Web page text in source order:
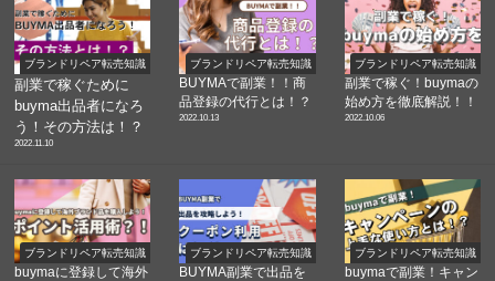
ブランドリペア転売知識
副業で稼ぐために
buyma出品者になろ
う！その方法は！？
2022.11.10
ブランドリペア転売知識
BUYMAで副業！！商
品登録の代行とは！？
2022.10.13
ブランドリペア転売知識
副業で稼ぐ！buymaの
始め方を徹底解説！！
2022.10.06
ブランドリペア転売知識
buymaに登録して海外
ブランドリペア転売知識
BUYMA副業で出品を
ブランドリペア転売知識
buymaで副業！キャン